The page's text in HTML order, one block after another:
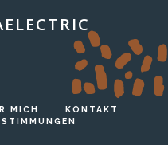
MICH
KONTAKT